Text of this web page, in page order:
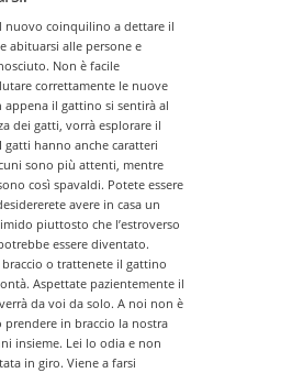
nuovo coinquilino a dettare il
abituarsi alle persone e
Non è facile
correttamente le nuove
appena il gattino si sentirà al
dei gatti, vorrà esplorare il
gatti hanno anche caratteri
sono più attenti, mentre
così spavaldi. Potete essere
avere in casa un
piuttosto che l’estroverso
essere diventato.
o trattenete il gattino
Aspettate pazientemente il
da voi da solo. A noi non è
prendere in braccio la nostra
insieme. Lei lo odia e non
in giro. Viene a farsi